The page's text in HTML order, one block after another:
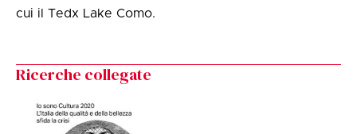
cui il Tedx Lake Como.
Ricerche collegate